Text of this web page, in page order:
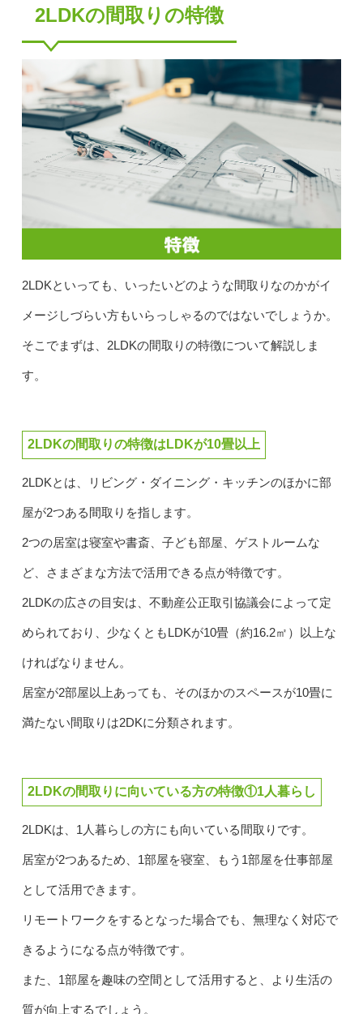
2LDKの間取りの特徴
2LDKといっても、いったいどのような間取りなのかがイ
メージしづらい方もいらっしゃるのではないでしょうか。
そこでまずは、2LDKの間取りの特徴について解説しま
す。
2LDKの間取りの特徴はLDKが10畳以上
2LDKとは、リビング・ダイニング・キッチンのほかに部
屋が2つある間取りを指します。
2つの居室は寝室や書斎、子ども部屋、ゲストルームな
ど、さまざまな方法で活用できる点が特徴です。
2LDKの広さの目安は、不動産公正取引協議会によって定
められており、少なくともLDKが10畳（約16.2㎡）以上な
ければなりません。
居室が2部屋以上あっても、そのほかのスペースが10畳に
満たない間取りは2DKに分類されます。
2LDKの間取りに向いている方の特徴①1人暮らし
2LDKは、1人暮らしの方にも向いている間取りです。
居室が2つあるため、1部屋を寝室、もう1部屋を仕事部屋
として活用できます。
リモートワークをするとなった場合でも、無理なく対応で
きるようになる点が特徴です。
また、1部屋を趣味の空間として活用すると、より生活の
質が向上するでしょう。